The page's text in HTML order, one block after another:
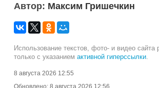
Автор: Максим Гришечкин
Использование текстов, фото- и видео сайта
только с указанием активной гиперссылки
8 августа 2026 12:55
Обновлено: 8 августа 2026 12:56